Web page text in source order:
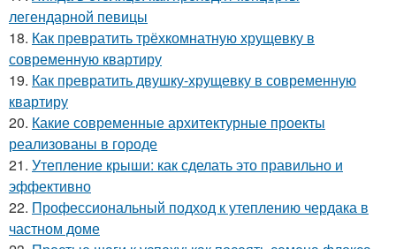
легендарной певицы
18. Как превратить трёхкомнатную хрущевку в
современную квартиру
19. Как превратить двушку-хрущевку в современную
квартиру
20. Какие современные архитектурные проекты
реализованы в городе
21. Утепление крыши: как сделать это правильно и
эффективно
22. Профессиональный подход к утеплению чердака в
частном доме